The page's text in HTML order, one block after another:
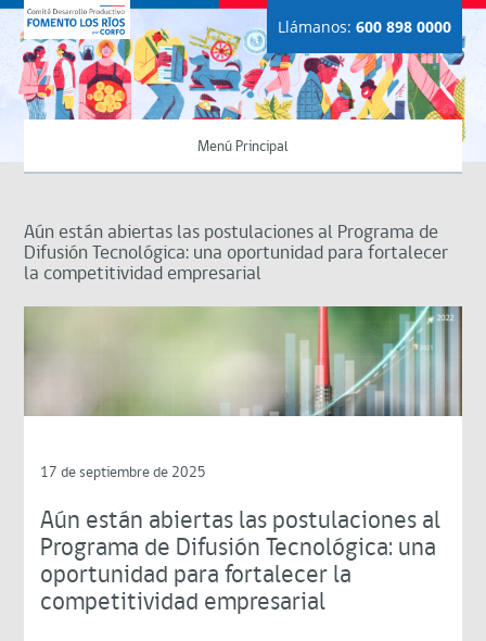
Llámanos: 600 898 0000
Menú Principal
Aún están abiertas las postulaciones al Programa de
Difusión Tecnológica: una oportunidad para fortalecer
la competitividad empresarial
17 de septiembre de 2025
Aún están abiertas las postulaciones al
Programa de Difusión Tecnológica: una
oportunidad para fortalecer la
competitividad empresarial